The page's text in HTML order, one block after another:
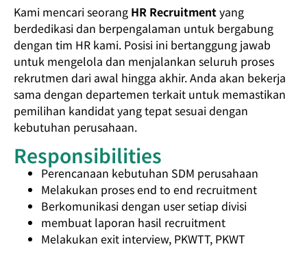
Kami mencari seorang HR Recruitmentyang
berdedikasi dan berpengalaman untuk bergabung
dengan tim HR kami. Posisi ini bertanggung jawab
untuk mengelola dan menjalankan seluruh proses
rekrutmen dari awal hingga akhir. Anda akan bekerja
sama dengan departemen terkait untuk memastikan
pemilihan kandidat yang tepat sesuai dengan
kebutuhan perusahaan.
Responsibilities
Perencanaan kebutuhan SDM perusahaan
Melakukan proses end to end recruitment
Berkomunikasi dengan user setiap divisi
membuat laporan hasil recruitment
Melakukan exit interview, PKWTT, PKWT